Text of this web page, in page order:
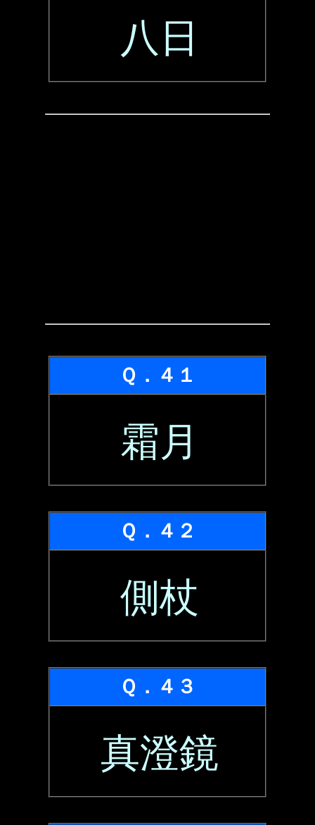
八日
Ｑ．４１
霜月
Ｑ．４２
側杖
Ｑ．４３
真澄鏡